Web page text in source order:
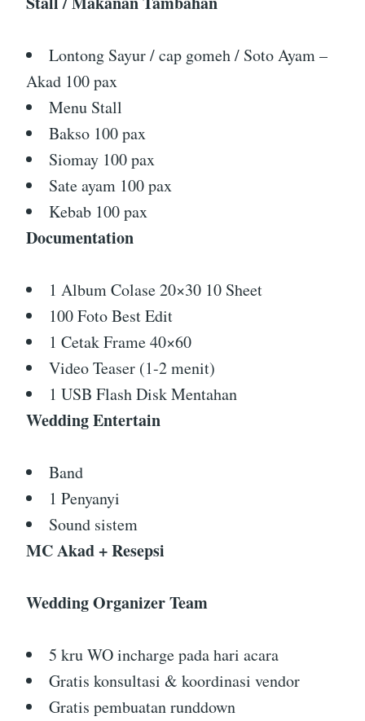
Lontong Sayur / cap gomeh / Soto Ayam –
Akad 100 pax
Menu Stall
Bakso 100 pax
Siomay 100 pax
Sate ayam 100 pax
Kebab 100 pax
Documentation
1 Album Colase 20×30 10 Sheet
100 Foto Best Edit
1 Cetak Frame 40×60
Video Teaser (1-2 menit)
1 USB Flash Disk Mentahan
Wedding Entertain
Band
1 Penyanyi
Sound sistem
MC Akad + Resepsi
Wedding Organizer Team
5 kru WO incharge pada hari acara
Gratis konsultasi & koordinasi vendor
Gratis pembuatan runddown